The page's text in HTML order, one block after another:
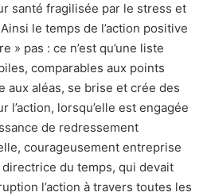
santé fragilisée par le stress et
le temps de l’action positive
» pas : ce n’est qu’une liste
comparables aux points
aux aléas, se brise et crée des
l’action, lorsqu’elle est engagée
de redressement
courageusement entreprise
du temps, qui devait
l’action à travers toutes les